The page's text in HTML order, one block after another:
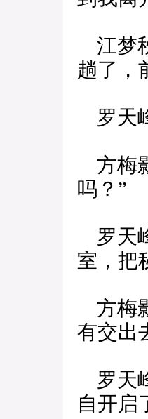
江梦
趟了，
罗天
方梅
吗？”
罗天
室，把
方梅
有交出
罗天
自开启